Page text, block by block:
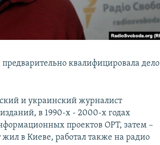
квалифицировала дело
и украинский журналист
в 1990-х - 2000-х годах
проектов ОРТ, затем –
в Киеве, работал также на радио